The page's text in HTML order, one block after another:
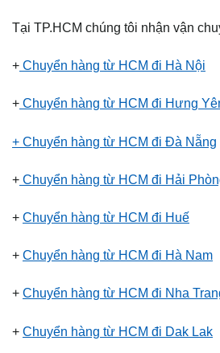
Tại TP.HCM chúng tôi nhận vận
+ Chuyển hàng từ HCM đi Hà Nội
+ Chuyển hàng từ HCM đi Hưng
+ Chuyển hàng từ HCM đi Đà Nẵng
+ Chuyển hàng từ HCM đi Hải
+ Chuyển hàng từ HCM đi Huế
+ Chuyển hàng từ HCM đi Hà Nam
+ Chuyển hàng từ HCM đi Nha
+ Chuyển hàng từ HCM đi Dak Lak